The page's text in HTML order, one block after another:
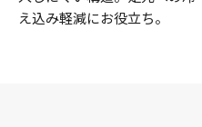
え込み軽減にお役立ち。